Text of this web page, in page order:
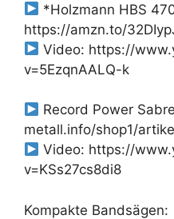
*Holzmann HBS
https://amzn.to/
Video: https://
v=5EzqnAALQ-k
Record Power
metall.info/shop1/
Video: https://
v=KSs27cs8di8
Kompakte Bandsägen: